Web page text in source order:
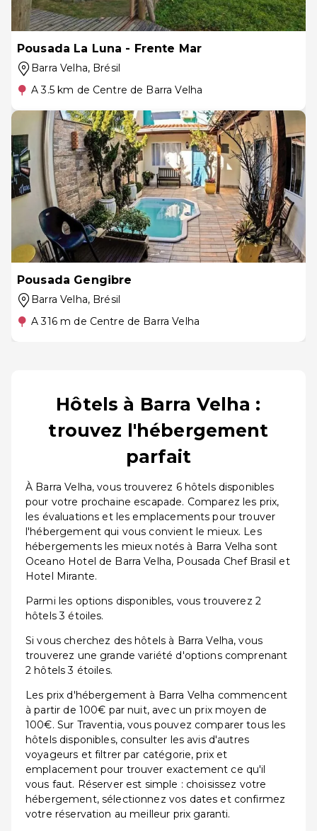
Pousada La Luna - Frente Mar
Barra Velha, Brésil
A 3.5 km de Centre de Barra Velha
Pousada Gengibre
Barra Velha, Brésil
A 316 m de Centre de Barra Velha
Hôtels à Barra Velha :
trouvez l'hébergement
parfait
À Barra Velha, vous trouverez 6 hôtels disponibles
pour votre prochaine escapade. Comparez les prix,
les évaluations et les emplacements pour trouver
l'hébergement qui vous convient le mieux. Les
hébergements les mieux notés à Barra Velha sont
Oceano Hotel de Barra Velha, Pousada Chef Brasil et
Hotel Mirante.
Parmi les options disponibles, vous trouverez 2
hôtels 3 étoiles.
Si vous cherchez des hôtels à Barra Velha, vous
trouverez une grande variété d'options comprenant
2 hôtels 3 étoiles.
Les prix d'hébergement à Barra Velha commencent
à partir de 100€ par nuit, avec un prix moyen de
100€. Sur Traventia, vous pouvez comparer tous les
hôtels disponibles, consulter les avis d'autres
voyageurs et filtrer par catégorie, prix et
emplacement pour trouver exactement ce qu'il
vous faut. Réserver est simple : choisissez votre
hébergement, sélectionnez vos dates et confirmez
votre réservation au meilleur prix garanti.